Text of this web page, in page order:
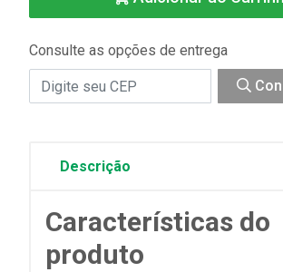
Consulte as opções de entrega
Descrição
Características do
produto